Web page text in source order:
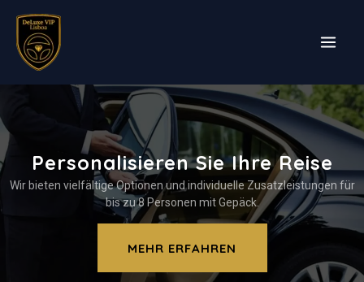
Zum
Inhalt
springen
Personalisieren Sie Ihre Reise
Wir bieten vielfältige Optionen und individuelle Zusatzleistungen für
bis zu 8 Personen mit Gepäck.
MEHR ERFAHREN